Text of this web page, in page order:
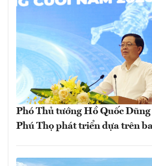
Phó Thủ tướng Hồ Quốc
Phú Thọ phát triển dựa trên